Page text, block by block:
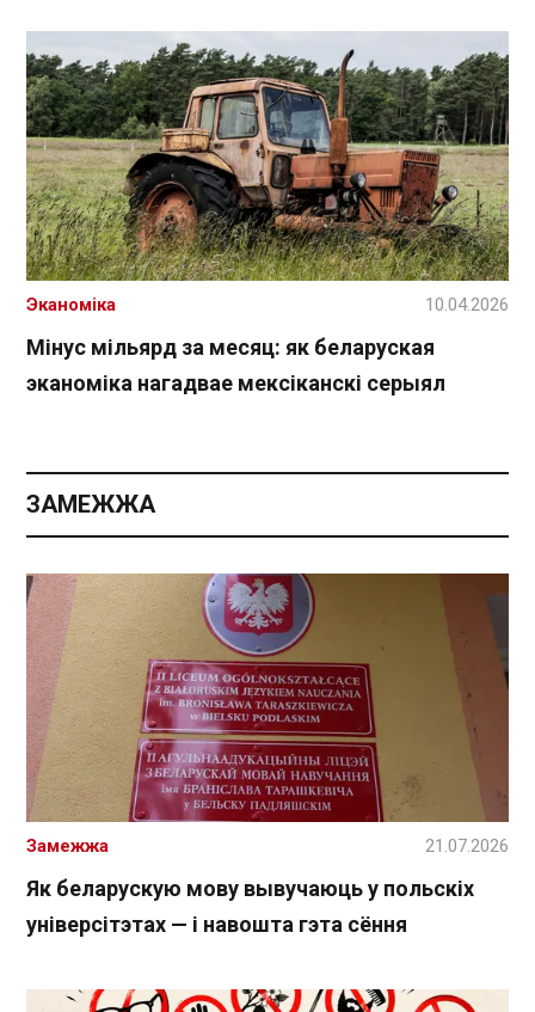
Мінус мільярд за месяц: як беларуская
эканоміка нагадвае мексіканскі серыял
Эканоміка 10.04.2026
ЗАМЕЖЖА
Як беларускую мову вывучаюць у польскіх
універсітэтах — і навошта гэта сёння
Замежжа 21.07.2026